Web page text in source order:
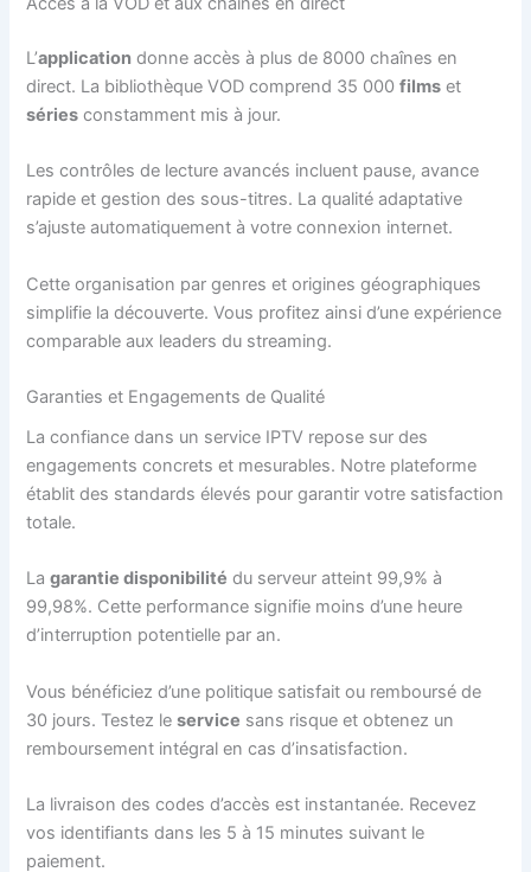
L’application donne accès à plus de 8000 chaînes en
direct. La bibliothèque VOD comprend 35 000films et
séries constamment mis à jour.
Les contrôles de lecture avancés incluent pause, avance
rapide et gestion des sous-titres. La qualité adaptative
s’ajuste automatiquement à votre connexion internet.
Cette organisation par genres et origines géographiques
simplifie la découverte. Vous profitez ainsi d’une expérience
comparable aux leaders du streaming.
Garanties et Engagements de Qualité
La confiance dans un service IPTV repose sur des
engagements concrets et mesurables. Notre plateforme
établit des standards élevés pour garantir votre satisfaction
totale.
Lagarantie disponibilité du serveur atteint 99,9% à
99,98%. Cette performance signifie moins d’une heure
d’interruption potentielle par an.
Vous bénéficiez d’une politique satisfait ou remboursé de
30 jours. Testez leservice sans risque et obtenez un
remboursement intégral en cas d’insatisfaction.
La livraison des codes d’accès est instantanée. Recevez
vos identifiants dans les 5 à 15 minutes suivant le
paiement.